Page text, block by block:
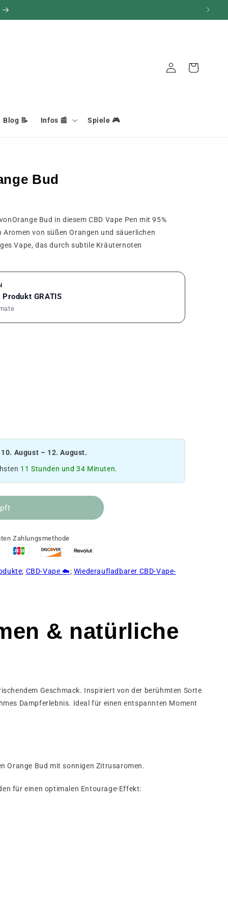
Blog 📝 Infos 📰 Spiele 🎮
VerbindungWarenkorb
Bud
Bud in diesem CBD Vape Pen mit 95%
von süßen Orangen und säuerlichen
Vape, das durch subtile Kräuternoten
GRATIS
10. August – 12. August.
11 Stunden und 34 Minuten.
Zahlungsmethode
; CBD-Vape ☁️; Wiederaufladbarer CBD-Vape-
& natürliche
Geschmack. Inspiriert von der berühmten Sorte
Dampferlebnis. Ideal für einen entspannten Moment
Orange Bud mit sonnigen Zitrusaromen.
für einen optimalen Entourage-Effekt: